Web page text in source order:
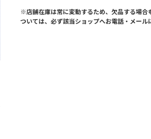
※店舗在庫は常に変動するため、欠品する場合
ついては、必ず該当ショップへお電話・メール